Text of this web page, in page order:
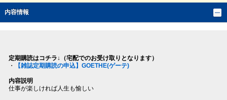
内容情報
定期購読はコチラ↓（宅配でのお受け取りとなります）
・
【雑誌定期購読の申込】GOETHE(ゲーテ)
内容説明
仕事が楽しければ人生も愉しい